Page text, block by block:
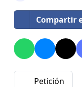
Compartir
Petición